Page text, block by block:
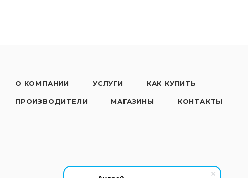
О КОМПАНИИ УСЛУГИ КАК КУПИТЬ
ПРОИЗВОДИТЕЛИ МАГАЗИНЫ КОНТАКТЫ